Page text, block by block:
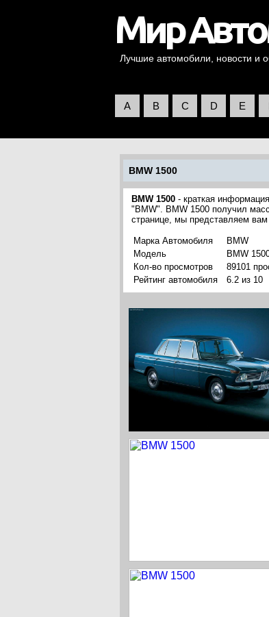
Лучшие автомобили, новости и
A B C D E
BMW 1500
BMW 1500 - краткая
"BMW". BMW 1500 получил
странице, мы представляем
Марка Автомобиля
BMW
Модель
BMW
Кол-во просмотров
89101
Рейтинг автомобиля
6.2 из 10